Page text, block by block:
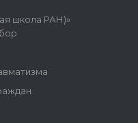
школа РАН)»